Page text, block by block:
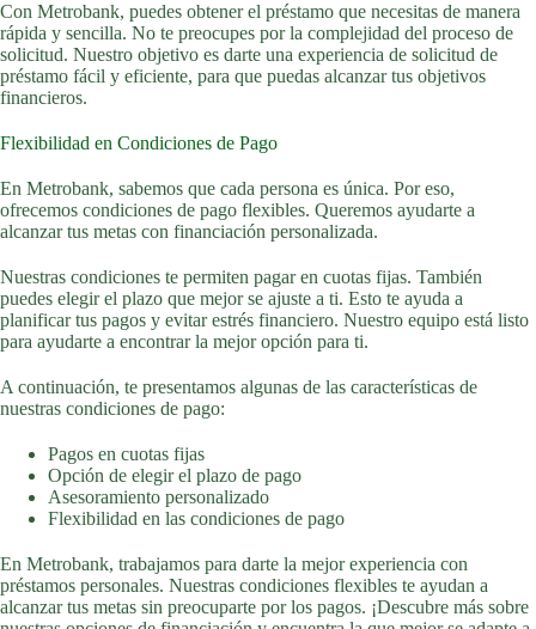
Con Metrobank, puedes obtener el préstamo que necesitas de manera
rápida y sencilla. No te preocupes por la complejidad del proceso de
solicitud. Nuestro objetivo es darte una experiencia de solicitud de
préstamo fácil y eficiente, para que puedas alcanzar tus objetivos
financieros.
Flexibilidad en Condiciones de Pago
En Metrobank, sabemos que cada persona es única. Por eso,
ofrecemos condiciones de pago flexibles. Queremos ayudarte a
alcanzar tus metas con financiación personalizada.
Nuestras condiciones te permiten pagar en cuotas fijas. También
puedes elegir el plazo que mejor se ajuste a ti. Esto te ayuda a
planificar tus pagos y evitar estrés financiero. Nuestro equipo está listo
para ayudarte a encontrar la mejor opción para ti.
A continuación, te presentamos algunas de las características de
nuestras condiciones de pago:
Pagos en cuotas fijas
Opción de elegir el plazo de pago
Asesoramiento personalizado
Flexibilidad en las condiciones de pago
En Metrobank, trabajamos para darte la mejor experiencia con
préstamos personales. Nuestras condiciones flexibles te ayudan a
alcanzar tus metas sin preocuparte por los pagos. ¡Descubre más sobre